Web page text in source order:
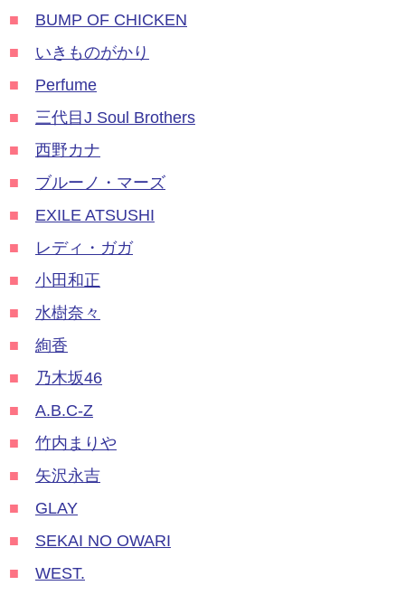
■
BUMP OF CHICKEN
■
いきものがかり
■
Perfume
■
三代目J Soul Brothers
■
西野カナ
■
ブルーノ・マーズ
■
EXILE ATSUSHI
■
レディ・ガガ
■
小田和正
■
水樹奈々
■
絢香
■
乃木坂46
■
A.B.C-Z
■
竹内まりや
■
矢沢永吉
■
GLAY
■
SEKAI NO OWARI
■
WEST.